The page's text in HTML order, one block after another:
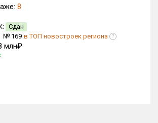
8
Сдан
№ 169 в ТОП новостроек региона ?
млн₽